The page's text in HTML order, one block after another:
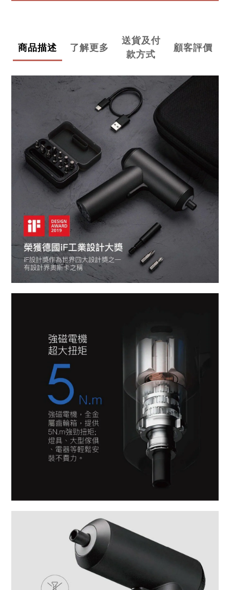
商品描述 了解更多
送貨及付
款方式
顧客評價